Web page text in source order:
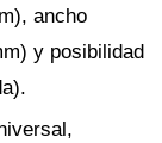
ancho
y posibilidad